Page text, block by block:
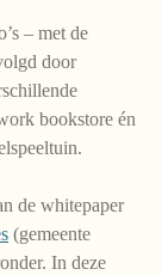
– met de
door
bookstore én
de whitepaper
(gemeente
In deze